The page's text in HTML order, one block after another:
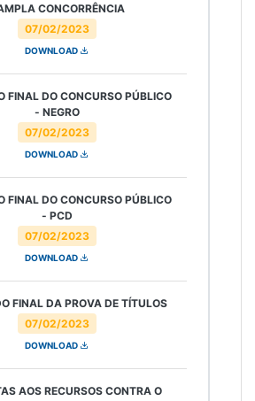
07/02/2023
CONCORRÊNCIA
DOWNLOAD
07/02/2023
FINAL DO CONCURSO PÚBLICO
- NEGRO
DOWNLOAD
07/02/2023
FINAL DO CONCURSO PÚBLICO
- PCD
DOWNLOAD
07/02/2023
FINAL DA PROVA DE TÍTULOS
DOWNLOAD
AOS RECURSOS CONTRA O